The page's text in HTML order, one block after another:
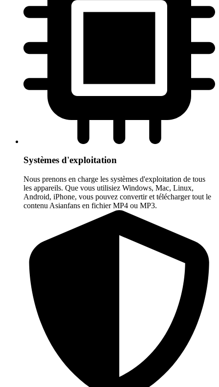
Systèmes d'exploitation
Nous prenons en charge les systèmes d'exploitation de tous
les appareils. Que vous utilisiez Windows, Mac, Linux,
Android, iPhone, vous pouvez convertir et télécharger tout le
contenu Asianfans en fichier MP4 ou MP3.